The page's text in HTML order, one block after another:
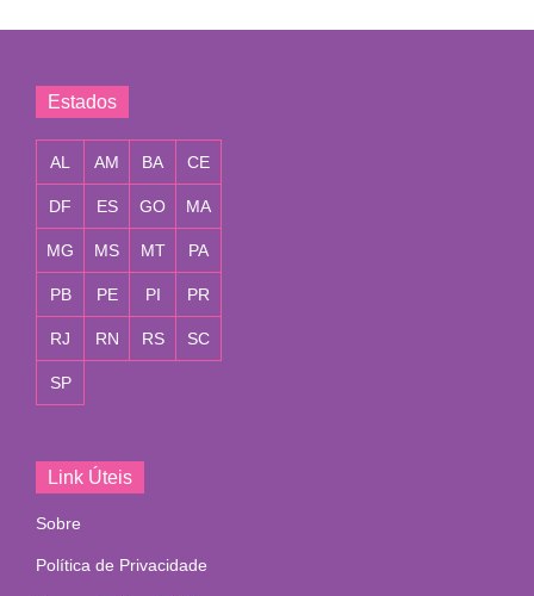
Estados
AL AM BA CE
DF ES GO MA
MG MS MT PA
PB PE PI PR
RJ RN RS SC
SP
Link Úteis
Sobre
Política de Privacidade